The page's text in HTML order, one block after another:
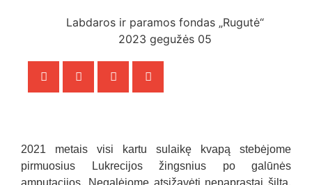
Labdaros ir paramos fondas „Rugutė“
2023 gegužės 05
2021 metais visi kartu sulaikę kvapą stebėjome
pirmuosius Lukrecijos žingsnius po galūnės
amputacijos. Negalėjome atsižavėti nepaprastai šilta,